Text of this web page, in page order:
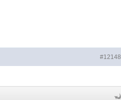
#12148